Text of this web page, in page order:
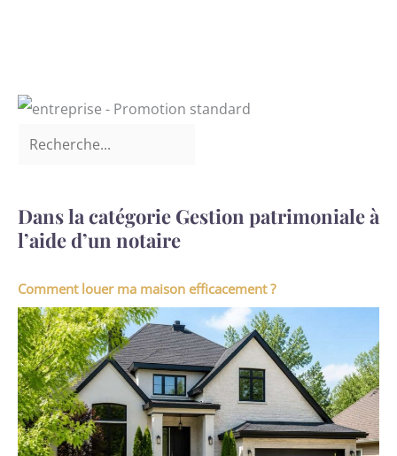
Dans la catégorie Gestion patrimoniale à
l’aide d’un notaire
Comment louer ma maison efficacement ?